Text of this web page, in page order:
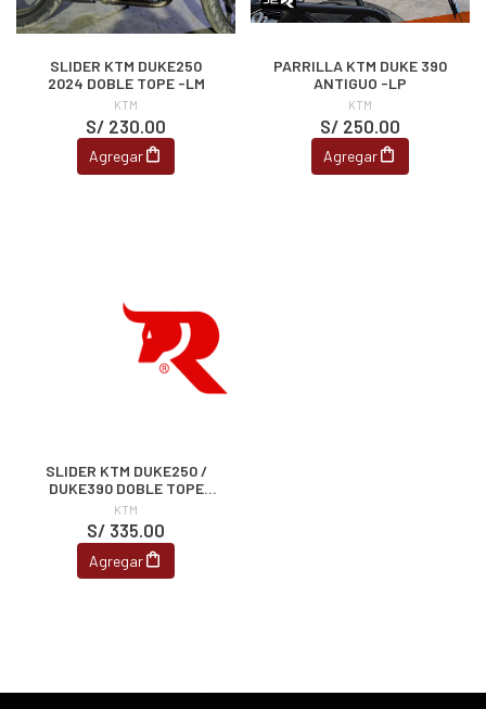
SLIDER KTM DUKE250
2024 DOBLE TOPE -LM
KTM
S/ 230.00
Agregar
PARRILLA KTM DUKE 390
ANTIGUO -LP
KTM
S/ 250.00
Agregar
SLIDER KTM DUKE250 /
DUKE390 DOBLE TOPE
NARANJA -KN
KTM
S/ 335.00
Agregar